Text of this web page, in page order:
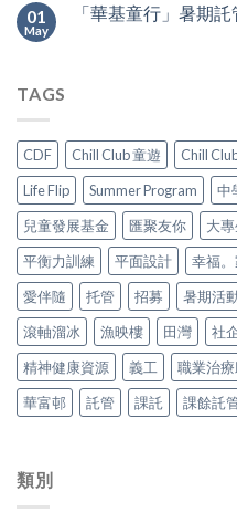
01
May
「華基童行」暑期
TAGS
CDF Chill Club 童遊 Chill
Life Flip
Summer Program 中
兒童發展基金
匯聚友你 大
平衡力訓練
平面設計 幸福
愛伴隨
托管 招募 暑期活
滾軸溜冰
漁映樓 田灣 社
精神健康資源
義工 職業治
華富邨
託管 課託 課餘託
類別